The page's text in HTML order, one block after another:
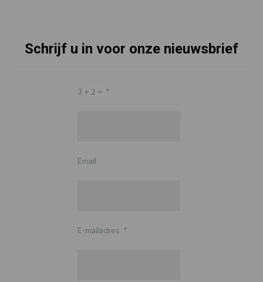
Schrijf u in voor onze nieuwsbrief
3 + 2 = *
Email
E-mailadres *